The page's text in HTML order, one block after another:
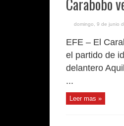
domingo, 9 de junio
EFE – El
el partido de
delantero
...
Leer mas »